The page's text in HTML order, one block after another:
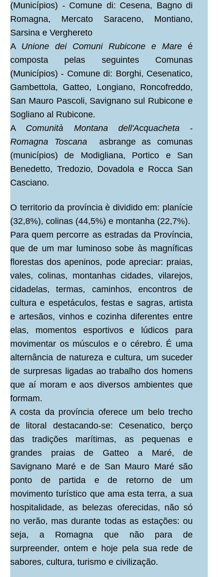
(Municípios) - Comune di: Cesena, Bagno di
Romagna, Mercato Saraceno, Montiano,
Sarsina e Verghereto
A Unione dei Comuni Rubicone e Mare é
composta pelas seguintes Comunas
(Municípios) - Comune di: Borghi, Cesenatico,
Gambettola, Gatteo, Longiano, Roncofreddo,
San Mauro Pascoli, Savignano sul Rubicone e
Sogliano al Rubicone.
A Comunità Montana dell'Acquacheta -
Romagna Toscana
asbrange as comunas
(municípios) de Modigliana, Portico e San
Benedetto, Tredozio, Dovadola e Rocca San
Casciano.
O territorio da província è dividido em: planície
(32,8%), colinas (44,5%) e montanha (22,7%).
Para quem percorre as estradas da Província,
que de um mar luminoso sobe às magníficas
florestas dos apeninos, pode apreciar: praias,
vales, colinas, montanhas cidades, vilarejos,
cidadelas, termas, caminhos, encontros de
cultura e espetáculos, festas e sagras, artista
e artesãos, vinhos e cozinha diferentes entre
elas, momentos esportivos e lúdicos para
movimentar os músculos e o cérebro. É uma
alternância de natureza e cultura, um suceder
de surpresas ligadas ao trabalho dos homens
que aí moram e aos diversos ambientes que
formam.
A costa da província oferece um belo trecho
de litoral destacando-se: Cesenatico, berço
das tradições marítimas, as pequenas e
grandes praias de Gatteo a Maré, de
Savignano Maré e de San Mauro Maré são
ponto de partida e de retorno de um
movimento turístico que ama esta terra, a sua
hospitalidade, as belezas oferecidas, não só
no verão, mas durante todas as estações: ou
seja, a Romagna que não para de
surpreender, ontem e hoje pela sua rede de
sabores, cultura, turismo e civilização.